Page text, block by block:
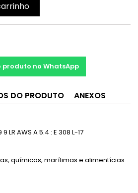
produto no WhatsApp
DO PRODUTO ANEXOS
9 LR AWS A 5.4 : E 308 L-17
químicas, marítimas e alimentícias.